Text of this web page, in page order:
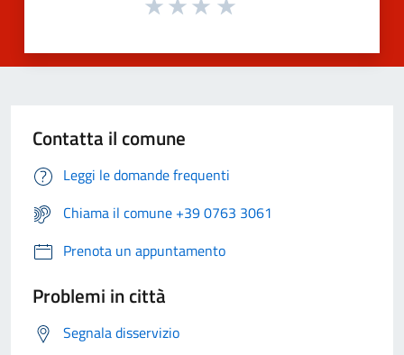
Contatta il comune
Leggi le domande frequenti
Chiama il comune +39 0763 3061
Prenota un appuntamento
Problemi in città
Segnala disservizio